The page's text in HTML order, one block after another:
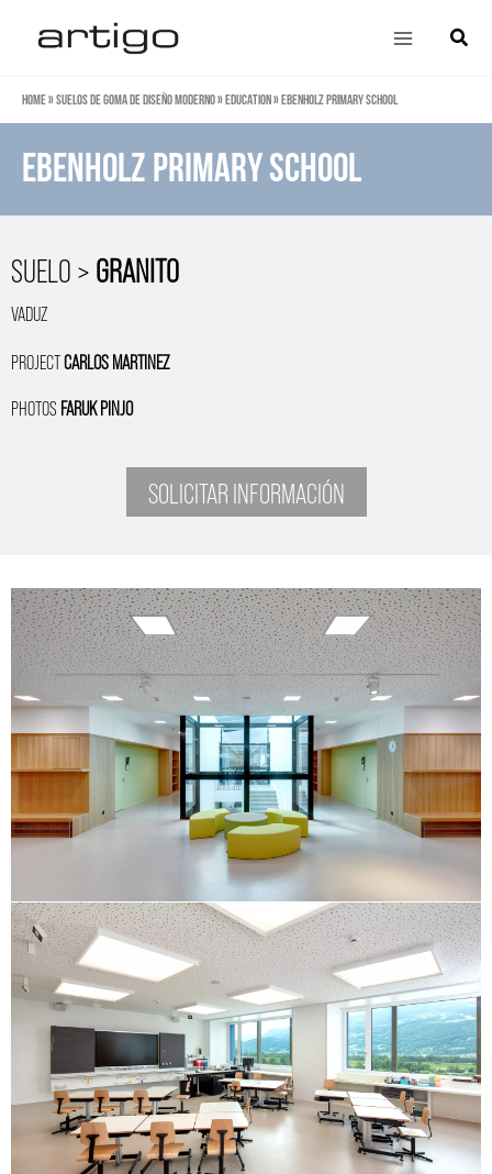
contenido
Main
Home»Suelos de goma de diseño moderno»Education»Ebenholz Primary School
Ebenholz Primary School
SUELO >GRANITO
VADUZ
PROJECTCARLOS MARTINEZ
PHOTOS FARUK PINJO
SOLICITAR INFORMACIÓN